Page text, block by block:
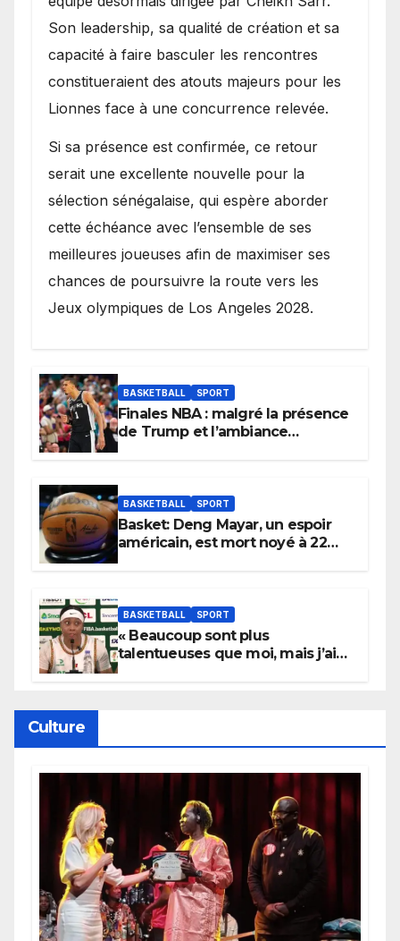
Son leadership, sa qualité de création et sa
capacité à faire basculer les rencontres
constitueraient des atouts majeurs pour les
Lionnes face à une concurrence relevée.
Si sa présence est confirmée, ce retour
serait une excellente nouvelle pour la
sélection sénégalaise, qui espère aborder
cette échéance avec l’ensemble de ses
meilleures joueuses afin de maximiser ses
chances de poursuivre la route vers les
Jeux olympiques de Los Angeles 2028.
BASKETBALL SPORT
Finales NBA : malgré la présence
de Trump et l’ambiance
BASKETBALL SPORT
Basket: Deng Mayar, un espoir
américain, est mort noyé à 22
BASKETBALL SPORT
« Beaucoup sont plus
talentueuses que moi, mais j’ai
Culture